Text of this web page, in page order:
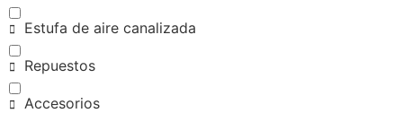
Estufa de aire canalizada
Repuestos
Accesorios